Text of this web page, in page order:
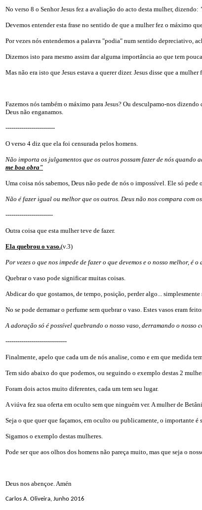
No verso 8 o Senhor Jesus fez a avaliação do acto desta mulher, dizendo:
Devemos entender esta frase no sentido de que a mulher fez o máximo
Por vezes nós entendemos a palavra "podia" num sentido depreciativo,
Dizemos isto para mesmo assim dar alguma importância ao que tem
Mas não era isto que Jesus estava a querer dizer. Jesus disse que a
Fazemos nós também o máximo para Jesus? Ou desculpamo-nos
Deus não enganamos.
-------------------------
O verso 4 diz que ela foi censurada pelos homens.
Não importa os julgamentos que os outros possam fazer de nós quando
me boa obra"
Uma coisa nós sabemos, Deus não pede de nós o impossível. Ele só
Não é fazer igual ou melhor que os outros. Deus não nos compara com
------------------------
Outra coisa que esta mulher teve de fazer.
Ela quebrou o vaso.(v.3)
Por vezes o que nos impede de fazer o que devemos e o nosso melhor, é
Quebrar o vaso pode significar muitas coisas.
Abdicar do que gostamos, de tempo, posição, perder algo...
No se pode derramar o perfume sem quebrar o vaso. Estes vasos eram
A adoração só é possível quebrando o nosso vaso, derramando o nosso
-------------------------------
Finalmente, apelo que cada um de nós analise, como e em que medida
Tem sido abaixo do que podemos, ou seguindo o exemplo destas 2
Foram dois actos muito diferentes, cada um tem seu lugar.
A viúva fez sua oferta em oculto sem que ninguém ver. A mulher de
Seja o que quer que façamos, em oculto ou publicamente, o importante
Sigamos o exemplo destas mulheres.
Pode ser que aos olhos dos homens não pareça muito, mas que seja o
Deus nos abençoe. Amén
Carlos A. Oliveira, Junho 2016